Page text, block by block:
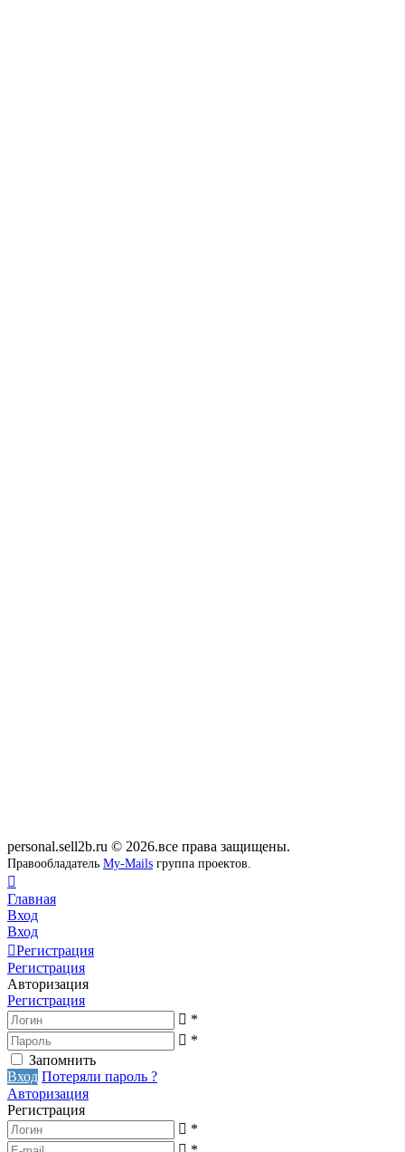
personal.sell2b.ru © 2026.все права защищены.
Правообладатель My-Mails группа проектов.
Главная
Вход
Вход
Регистрация
Регистрация
Авторизация
Регистрация
*
*
Запомнить
Вход Потеряли пароль ?
Авторизация
Регистрация
*